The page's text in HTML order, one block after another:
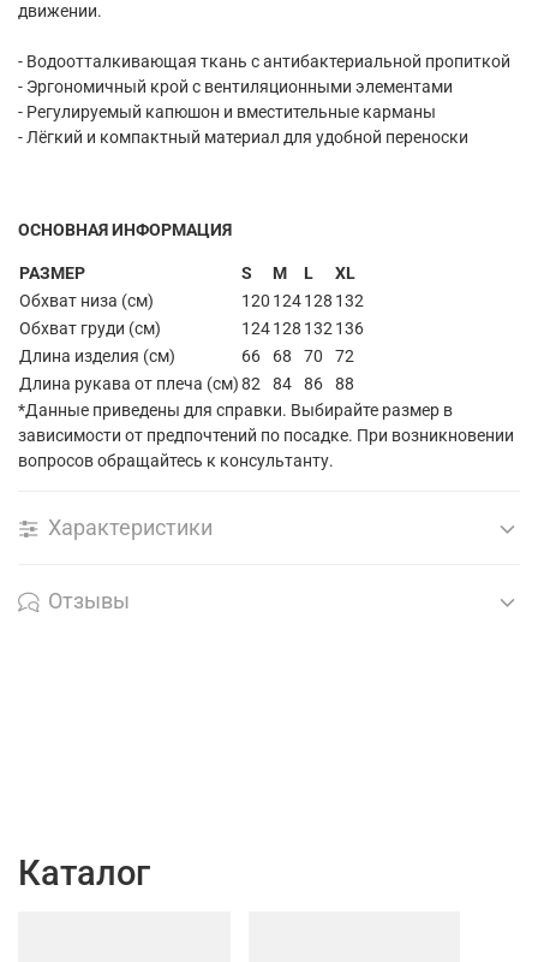
движении.
- Водоотталкивающая ткань с антибактериальной пропиткой
- Эргономичный крой с вентиляционными элементами
- Регулируемый капюшон и вместительные карманы
- Лёгкий и компактный материал для удобной переноски
ОСНОВНАЯ ИНФОРМАЦИЯ
РАЗМЕР S M L
XL
Обхват низа (см)
120 124128 132
Обхват груди (см)
124128 132136
Длина изделия (см)
66 68 70
72
Длина рукава от плеча (см)82 84 86
88
*Данные приведены для справки. Выбирайте размер в
зависимости от предпочтений по посадке. При возникновении
вопросов обращайтесь к консультанту.
Характеристики
Отзывы
Каталог